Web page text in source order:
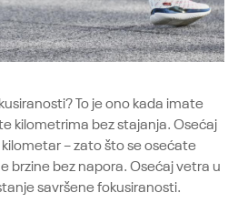
To je ono kada imate
kilometrima bez stajanja. Osećaj
– zato što se osećate
brzine bez napora. Osećaj vetra u
savršene fokusiranosti.